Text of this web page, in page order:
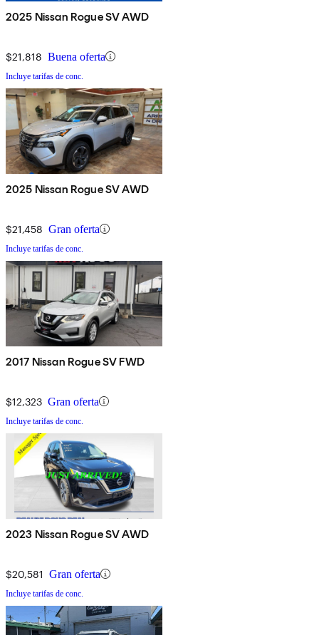
2025 Nissan Rogue SV AWD
$21,818 Buena oferta
Incluye tarifas de conc.
2025 Nissan Rogue SV AWD
$21,458 Gran oferta
Incluye tarifas de conc.
2017 Nissan Rogue SV FWD
$12,323 Gran oferta
Incluye tarifas de conc.
2023 Nissan Rogue SV AWD
$20,581 Gran oferta
Incluye tarifas de conc.